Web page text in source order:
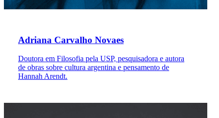
Adriana Carvalho Novaes
Doutora em Filosofia pela USP, pesquisadora e autora
de obras sobre cultura argentina e pensamento de
Hannah Arendt.